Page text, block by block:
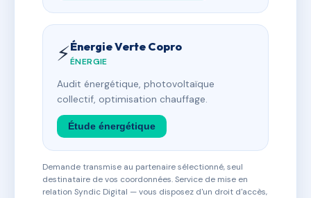
⚡Énergie Verte Copro
ÉNERGIE
Audit énergétique, photovoltaïque
collectif, optimisation chauffage.
Étude énergétique
Demande transmise au partenaire sélectionné, seul
destinataire de vos coordonnées. Service de mise en
relation Syndic Digital — vous disposez d'un droit d'accès,